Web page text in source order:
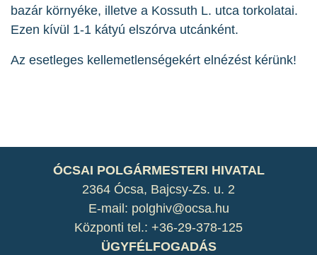
bazár környéke, illetve a Kossuth L. utca torkolatai.
Ezen kívül 1-1 kátyú elszórva utcánként.
Az esetleges kellemetlenségekért elnézést kérünk!
ÓCSAI POLGÁRMESTERI HIVATAL
2364 Ócsa, Bajcsy-Zs. u. 2
E-mail: polghiv@ocsa.hu
Központi tel.: +36-29-378-125
ÜGYFÉLFOGADÁS